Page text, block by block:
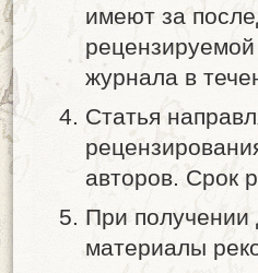
имеют за
журнала в
Статья
авторов. Срок
При получении
материалы